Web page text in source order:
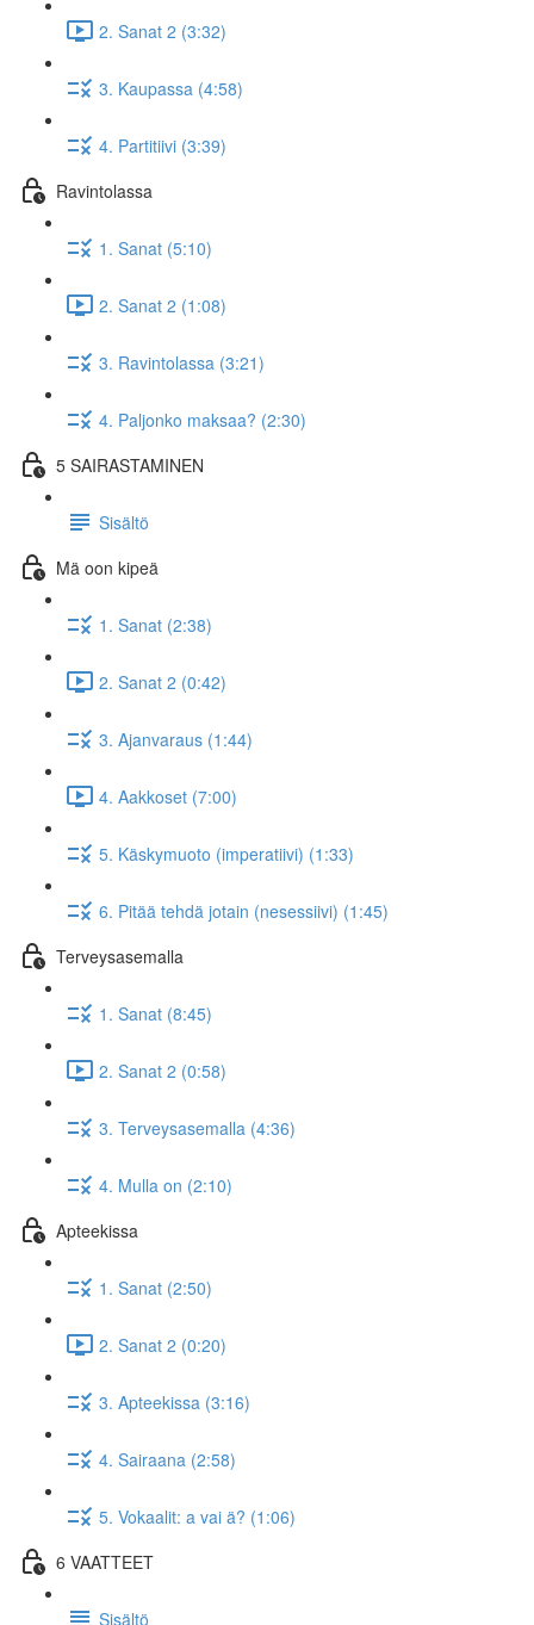
2. Sanat 2 (3:32)
3. Kaupassa (4:58)
4. Partitiivi (3:39)
Ravintolassa
1. Sanat (5:10)
2. Sanat 2 (1:08)
3. Ravintolassa (3:21)
4. Paljonko maksaa? (2:30)
5 SAIRASTAMINEN
Sisältö
Mä oon kipeä
1. Sanat (2:38)
2. Sanat 2 (0:42)
3. Ajanvaraus (1:44)
4. Aakkoset (7:00)
5. Käskymuoto (imperatiivi) (1:33)
6. Pitää tehdä jotain (nesessiivi) (1:45)
Terveysasemalla
1. Sanat (8:45)
2. Sanat 2 (0:58)
3. Terveysasemalla (4:36)
4. Mulla on (2:10)
Apteekissa
1. Sanat (2:50)
2. Sanat 2 (0:20)
3. Apteekissa (3:16)
4. Sairaana (2:58)
5. Vokaalit: a vai ä? (1:06)
6 VAATTEET
Sisältö